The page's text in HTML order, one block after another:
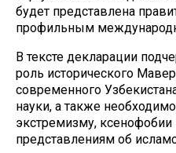
будет представлена
профильным
В тексте декларации
роль исторического
современного
науки, а также
экстремизму,
представлениям об